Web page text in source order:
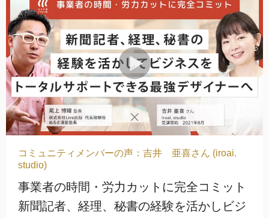
コミュニティメンバーの声：吉井 亜喜さん (iroai.
studio)
事業者の時間・労力カットに完全コミット
新聞記者、経理、秘書の経験を活かしビジ